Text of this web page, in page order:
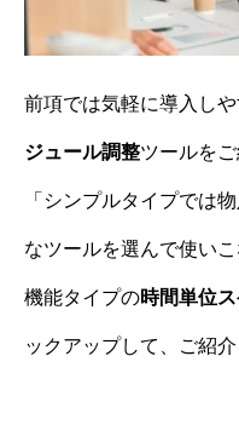
前項では気軽に導入し
ジュール調整ツールを
「シンプルタイプでは
なツールを選んで使い
機能タイプの時間単位
ックアップして、ご紹介